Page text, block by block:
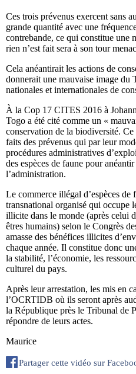
Ces trois prévenus exercent sans
grande quantité avec une
contrebande, ce qui constitue une
rien n’est fait sera à son tour
Cela anéantirait les actions de
donnerait une mauvaise image du
nationales et internationales de
À la Cop 17 CITES 2016 à
Togo a été cité comme un «
conservation de la biodiversité.
faits des prévenus qui par leur
procédures administratives
des espèces de faune pour
l’administration.
Le commerce illégal d’espèces de
transnational organisé qui occupe
illicite dans le monde (après celui
êtres humains) selon le Congrès
amasse des bénéfices illicites
chaque année. Il constitue donc
la stabilité, l’économie, les
culturel du pays.
Après leur arrestation, les mis en
l’OCRTIDB où ils seront après
la République près le Tribunal de
répondre de leurs actes.
Maurice
Partager cette vidéo sur